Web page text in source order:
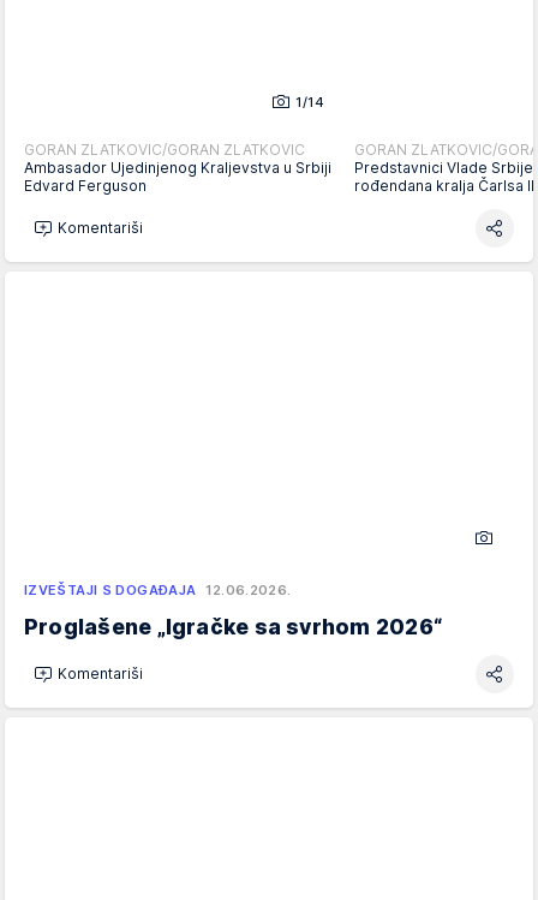
1/14
GORAN ZLATKOVIC/GORAN ZLATKOVIC
Ambasador Ujedinjenog Kraljevstva u Srbiji
Edvard Ferguson
GORAN ZLATKOVIC/
Predstavnici Vlade Srbije
rođendana kralja Čarlsa
Komentariši
IZVEŠTAJI S DOGAĐAJA 12.06.2026.
Proglašene „Igračke sa svrhom 2026“
Komentariši